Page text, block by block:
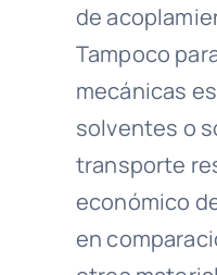
de
Tampoco
mecánicas
solventes o
transporte
económico
en